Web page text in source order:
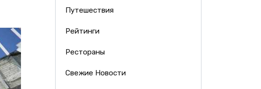
Путешествия
Рейтинги
Рестораны
Свежие Новости